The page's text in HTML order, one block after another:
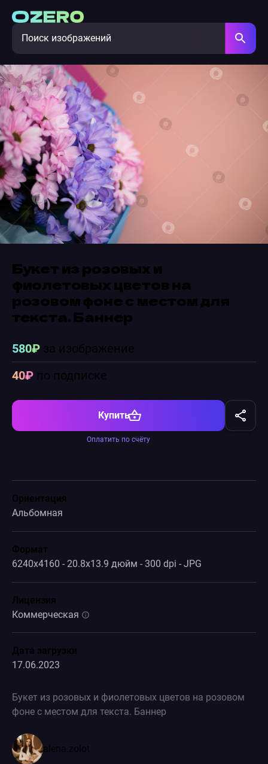
Букет из розовых и
фиолетовых цветов на
розовом фоне с местом для
текста. Баннер
580₽за изображение
40₽по подписке
Купить
Оплатить по счёту
Ориентация
Альбомная
Формат
6240x4160 - 20.8x13.9 дюйм - 300 dpi - JPG
Лицензия
Коммерческая
Дата загрузки
17.06.2023
Букет из розовых и фиолетовых цветов на розовом
фоне с местом для текста. Баннер
alena.zolot